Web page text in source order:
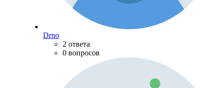
Drno
2 ответа
0 вопросов